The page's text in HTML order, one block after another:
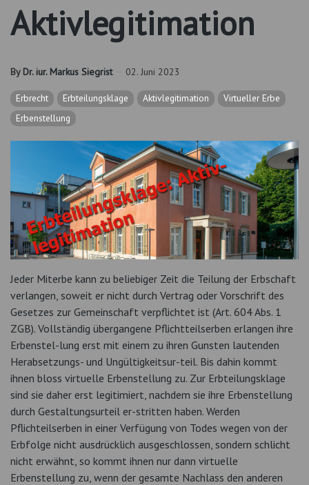
Aktivlegitimation
By Dr. iur. Markus Siegrist 02. Juni 2023
Erbrecht Erbteilungsklage Aktivlegitimation
Virtueller Erbe
Erbenstellung
Jeder Miterbe kann zu beliebiger Zeit die Teilung der Erbschaft
verlangen, soweit er nicht durch Vertrag oder Vorschrift des
Gesetzes zur Gemeinschaft verpflichtet ist (Art. 604 Abs. 1
ZGB). Vollständig übergangene Pflichtteilserben erlangen ihre
Erbenstel-lung erst mit einem zu ihren Gunsten lautenden
Herabsetzungs- und Ungültigkeitsur-teil. Bis dahin kommt
ihnen bloss virtuelle Erbenstellung zu. Zur Erbteilungsklage
sind sie daher erst legitimiert, nachdem sie ihre Erbenstellung
durch Gestaltungsurteil er-stritten haben. Werden
Pflichteilserben in einer Verfügung von Todes wegen von der
Erbfolge nicht ausdrücklich ausgeschlossen, sondern schlicht
nicht erwähnt, so kommt ihnen nur dann virtuelle
Erbenstellung zu, wenn der gesamte Nachlass den anderen